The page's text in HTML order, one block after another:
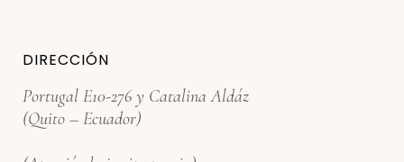
DIRECCIÓN
Portugal E10-276 y Catalina Aldáz
(Quito – Ecuador)